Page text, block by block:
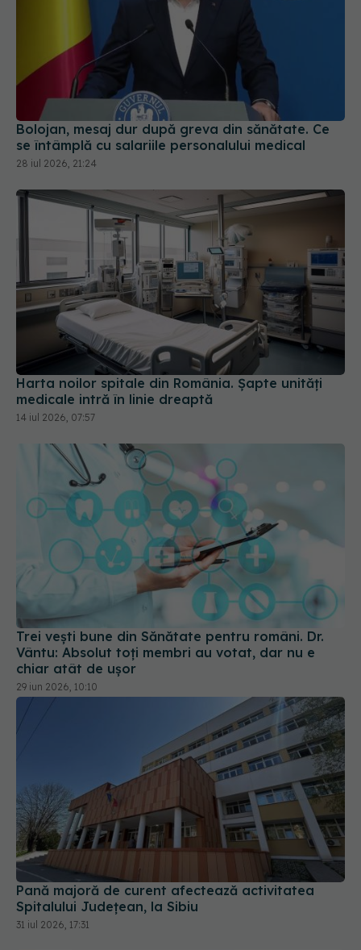
Bolojan, mesaj dur după greva din sănătate. Ce
se întâmplă cu salariile personalului medical
28 iul 2026, 21:24
Harta noilor spitale din România. Șapte unități
medicale intră în linie dreaptă
14 iul 2026, 07:57
Trei vești bune din Sănătate pentru români. Dr.
Vântu: Absolut toți membri au votat, dar nu e
chiar atât de ușor
29 iun 2026, 10:10
Pană majoră de curent afectează activitatea
Spitalului Județean, la Sibiu
31 iul 2026, 17:31